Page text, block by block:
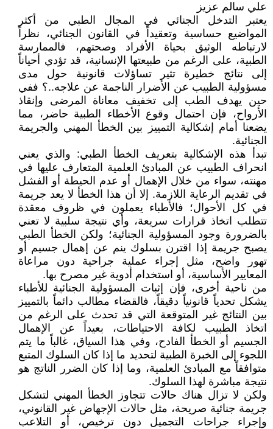
علي سالم عزيز
يعتبر التدخل الجنائي في المجال الطبي من أكثر
المواضيع حساسية وتعقيداً في القانون الجنائي، نظراً
لارتباطه الوثيق بحياة الأفراد وصحتهم، فالممارسة
الطبية، على الرغم من طبيعتها الإنسانية، قد تؤدي أحياناً
إلى نتائج خطيرة تثير تساؤلات قانونية حول مدى
مسؤولية الطبيب عن الأضرار الناجمة عن علاجه..؟ ففي
حين يهدف الطب إلى تخفيف معاناة المرضى وإنقاذ
الأرواح، فإن احتمال وقوع الأخطاء الطبية حاضر، مما
يضعنا أمام إشكالية التمييز بين الخطأ المهني والجريمة
الجنائية.
تبدأ هذه الإشكالية بتعريف الخطأ الطبي: والذي يعني
انحراف الطبيب عن المبادئ العلمية المتعارف عليها في
مهنته، سواء من خلال الإهمال أو عدم الحيطة أو الفشل
في تقديم الرعاية اللازمة. إلا أن هذا الخطأ لا يعد جريمة
في كل الأحوال؛ فالأطباء يعملون في ظروف معقدة
تتطلب اتخاذ قرارات سريعة، وأي نتيجة سلبية لا تعني
بالضرورة وجود المسؤولية الجنائية؛ ولكن الخطأ الطبي
يصبح جريمة إذا اقترن بسلوك ينم عن إهمال جسيم أو
تهور واضح، مثل إجراء عملية جراحية دون مراعاة
المعايير الأساسية، أو استخدام أدوية غير مصرح بها.
من ناحية أخرى، فإن إثبات المسؤولية الجنائية للأطباء
يشكل تحدياً قانونياً دقيقاً، فالقضاء مطالب دائماً بالتمييز
بين النتائج غير المتوقعة التي قد تحدث على الرغم من
اتخاذ الطبيب لكافة الاحتياطات، بعيداً عن الإهمال
الجسيم أو الخطأ الفادح، وفي هذا السياق، غالباً ما يتم
اللجوء إلى الخبرة الطبية لتحديد ما إذا كان السلوك المتبع
متوافقاً مع المبادئ العلمية، وما إذا كان الضرر الناتج هو
نتيجة مباشرة لهذا السلوك.
ولكن لا تزال هناك حالات تتجاوز الخطأ المهني لتشكل
جريمة جنائية صريحة، مثل حالات الإجهاض غير القانوني،
وإجراء جراحات التجميل دون ترخيص، أو التلاعب